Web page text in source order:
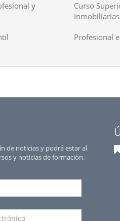
y
Curso
Inmobiliarias
Profesional
de noticias y podrá estar al
y noticias de formación.